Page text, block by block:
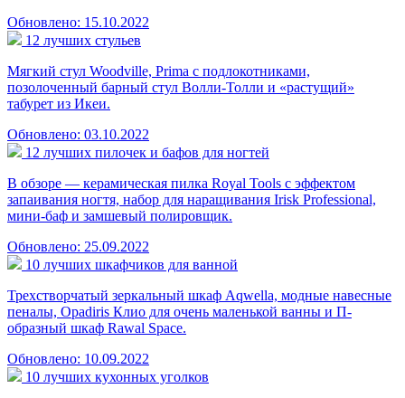
Обновлено: 15.10.2022
12 лучших стульев
Мягкий стул Woodville, Prima с подлокотниками,
позолоченный барный стул Волли-Толли и «растущий»
табурет из Икеи.
Обновлено: 03.10.2022
12 лучших пилочек и бафов для ногтей
В обзоре — керамическая пилка Royal Tools с эффектом
запаивания ногтя, набор для наращивания Irisk Professional,
мини-баф и замшевый полировщик.
Обновлено: 25.09.2022
10 лучших шкафчиков для ванной
Трехстворчатый зеркальный шкаф Aqwella, модные навесные
пеналы, Opadiris Клио для очень маленькой ванны и П-
образный шкаф Rawal Space.
Обновлено: 10.09.2022
10 лучших кухонных уголков